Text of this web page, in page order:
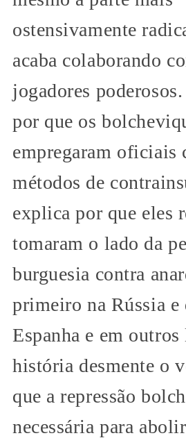
ostensivamente
acaba colaborando
jogadores
por que os
empregaram oficiais
métodos de
explica por que eles
tomaram o lado da
burguesia contra
primeiro na Rússia e
Espanha e em outros
história desmente o
que a repressão
necessária para